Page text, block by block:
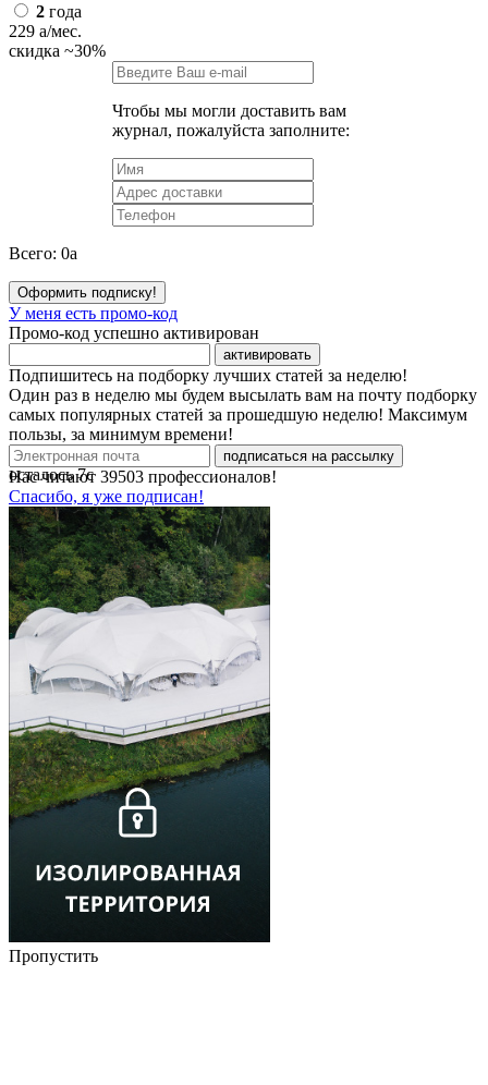
2 года
229 a/мес.
скидка ~30%
Чтобы мы могли доставить вам
журнал, пожалуйста заполните:
Всего: 0a
Оформить подписку!
У меня есть промо-код
Промо-код успешно активирован
активировать
Подпишитесь на подборку лучших статей за неделю!
Один раз в неделю мы будем высылать вам на почту подборку
самых популярных статей за прошедшую неделю! Максимум
пользы, за минимум времени!
подписаться на рассылку
Нас читают 39503 профессионалов!
Спасибо, я уже подписан!
осталось7с
Пропустить